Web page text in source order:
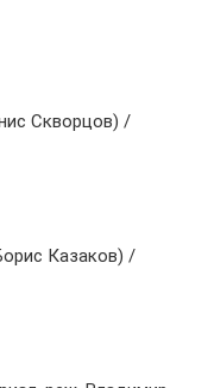
Скворцов) /
Казаков) /